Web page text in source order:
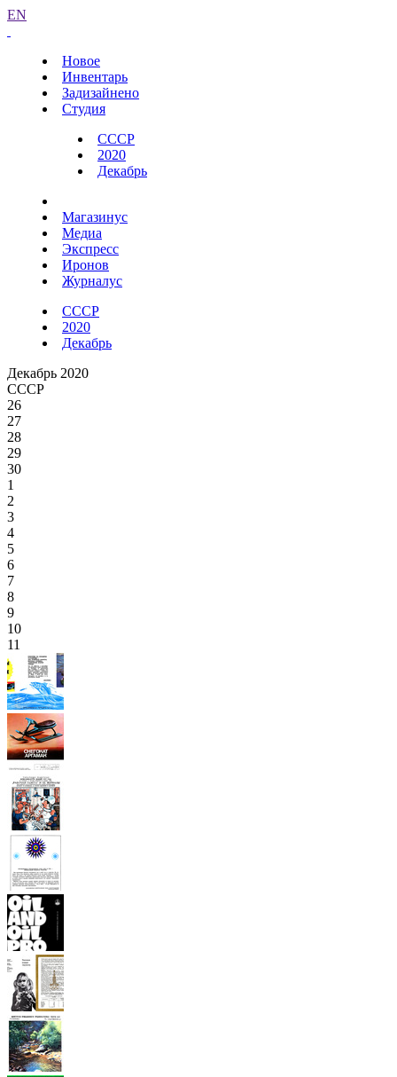
EN
Новое
Инвентарь
Задизайнено
Студия
СССР
2020
Декабрь
Магазинус
Медиа
Экспресс
Иронов
Журналус
СССР
2020
Декабрь
Декабрь 2020
СССР
26
27
28
29
30
1
2
3
4
5
6
7
8
9
10
11